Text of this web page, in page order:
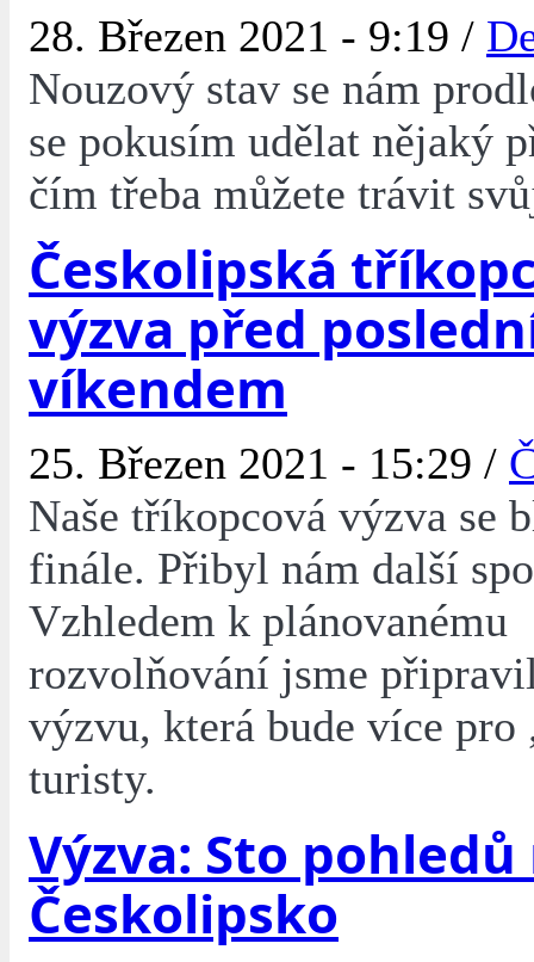
28. Březen 2021 - 9:19 /
Nouzový stav se nám
se pokusím udělat nějaký
čím třeba můžete trávit
Českolipská
výzva před
víkendem
25. Březen 2021 - 15:29 /
Naše tříkopcová výzva se
finále. Přibyl nám další
Vzhledem k plánovanému
rozvolňování jsme
výzvu, která bude více pro
turisty.
Výzva: Sto pohledů
Českolipsko